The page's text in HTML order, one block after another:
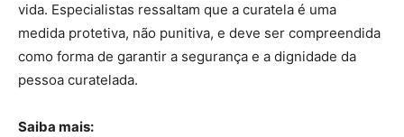
vida. Especialistas ressaltam que a curatela é uma
medida protetiva, não punitiva, e deve ser compreendida
como forma de garantir a segurança e a dignidade da
pessoa curatelada.
Saiba mais: